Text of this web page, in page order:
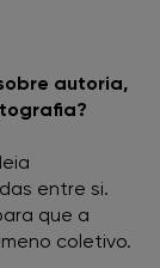
autoria,
entre si.
que a
coletivo.